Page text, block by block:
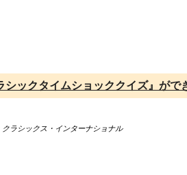
ックタイムショッククイズ』がで
ラシックス・インターナショナル